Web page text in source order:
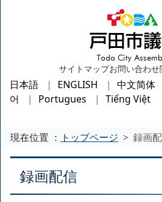
サイトマップお問い合わせ
日本語 ENGLISH 中文简体
어
Portugues Tiếng Việt
現在位置 ： トップページ 録画
録画配信